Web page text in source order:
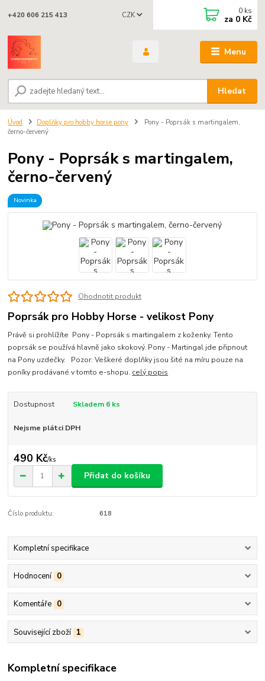
Menu
CZK
Hledat
+420 606 215 413 0 ks
za 0 Kč
Úvod Doplňky pro hobby horse pony
Pony - Poprsák s martingalem,
černo-červený
Pony - Poprsák s martingalem,
černo-červený
Novinka
Ohodnotit produkt
Poprsák pro Hobby Horse - velikost Pony
Právě si prohlížíte Pony - Poprsák s martingalem z koženky. Tento
poprsák se používá hlavně jako skokový. Pony - Martingal jde připnout
na Pony uzdečky. Pozor: Veškeré doplňky jsou šité na míru pouze na
poníky prodávané v tomto e-shopu. celý popis
Dostupnost Skladem 6 ks
Nejsme plátci DPH
490 Kč/ks
Přidat do košíku
Číslo produktu: 618
Kompletní specifikace
Hodnocení 0
Komentáře 0
Související zboží 1
Kompletní specifikace